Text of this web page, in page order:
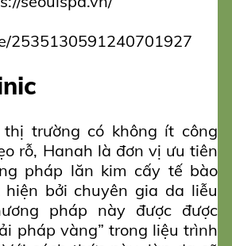
2535130591240701927
trường có không ít công
rỗ, Hanah là đơn vị ưu tiên
pháp lăn kim cấy tế bào
hiện bởi chuyên gia da liễu
pháp này được được
pháp vàng” trong liệu trình